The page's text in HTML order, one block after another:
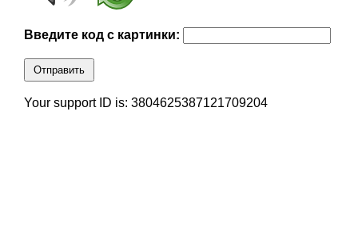
Введите код с картинки:
Отправить
Your support ID is: 3804625387121709204